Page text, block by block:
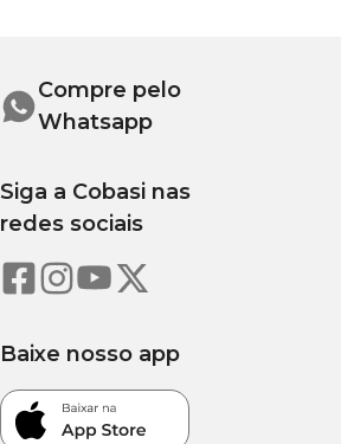
Compre pelo
Whatsapp
Siga a Cobasi nas
redes sociais
Baixe nosso app